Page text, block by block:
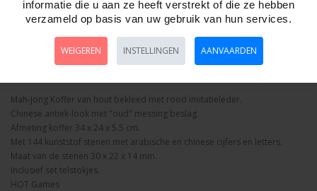
Bestellen
Omschrijving Foto hoge resolutie Details
Mah-Jong Koffer van hout bekleed met rood imitatieleder.
Chinese antiek-look met "oud" messing beslag.
Afmeting koffer 34 x 24 x 5.5 cm.
Met 144 kunststof stenen met arabische en chinese cijfers en letters.
Maat van de stenen 30 x 22 x 14 mm.
Inclusief set telstokjes.
HOT Games
informatie die u aan ze heeft verstrekt of die ze hebben
verzameld op basis van uw gebruik van hun services.
WEIGEREN INSTELLINGEN AANVAARDEN